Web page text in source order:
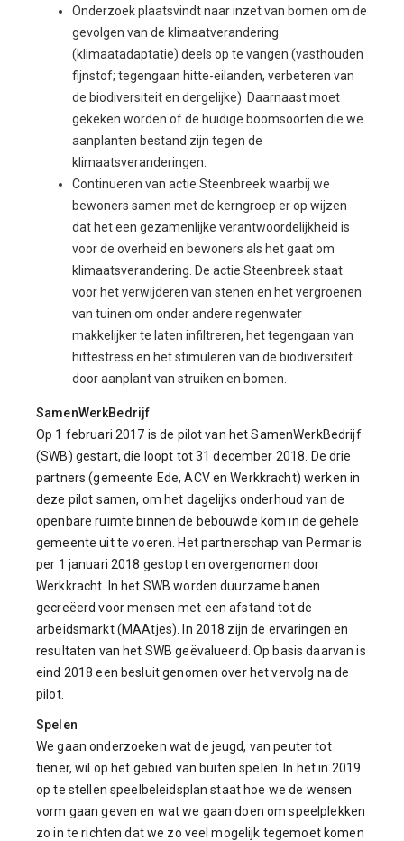
Onderzoek plaatsvindt naar inzet van bomen om de
gevolgen van de klimaatverandering
(klimaatadaptatie) deels op te vangen (vasthouden
fijnstof; tegengaan hitte-eilanden, verbeteren van
de biodiversiteit en dergelijke). Daarnaast moet
gekeken worden of de huidige boomsoorten die we
aanplanten bestand zijn tegen de
klimaatsveranderingen.
Continueren van actie Steenbreek waarbij we
bewoners samen met de kerngroep er op wijzen
dat het een gezamenlijke verantwoordelijkheid is
voor de overheid en bewoners als het gaat om
klimaatsverandering. De actie Steenbreek staat
voor het verwijderen van stenen en het vergroenen
van tuinen om onder andere regenwater
makkelijker te laten infiltreren, het tegengaan van
hittestress en het stimuleren van de biodiversiteit
door aanplant van struiken en bomen.
SamenWerkBedrijf
Op 1 februari 2017 is de pilot van het SamenWerkBedrijf
(SWB) gestart, die loopt tot 31 december 2018. De drie
partners (gemeente Ede, ACV en Werkkracht) werken in
deze pilot samen, om het dagelijks onderhoud van de
openbare ruimte binnen de bebouwde kom in de gehele
gemeente uit te voeren. Het partnerschap van Permar is
per 1 januari 2018 gestopt en overgenomen door
Werkkracht. In het SWB worden duurzame banen
gecreëerd voor mensen met een afstand tot de
arbeidsmarkt (MAAtjes). In 2018 zijn de ervaringen en
resultaten van het SWB geëvalueerd. Op basis daarvan is
eind 2018 een besluit genomen over het vervolg na de
pilot.
Spelen
We gaan onderzoeken wat de jeugd, van peuter tot
tiener, wil op het gebied van buiten spelen. In het in 2019
op te stellen speelbeleidsplan staat hoe we de wensen
vorm gaan geven en wat we gaan doen om speelplekken
zo in te richten dat we zo veel mogelijk tegemoet komen